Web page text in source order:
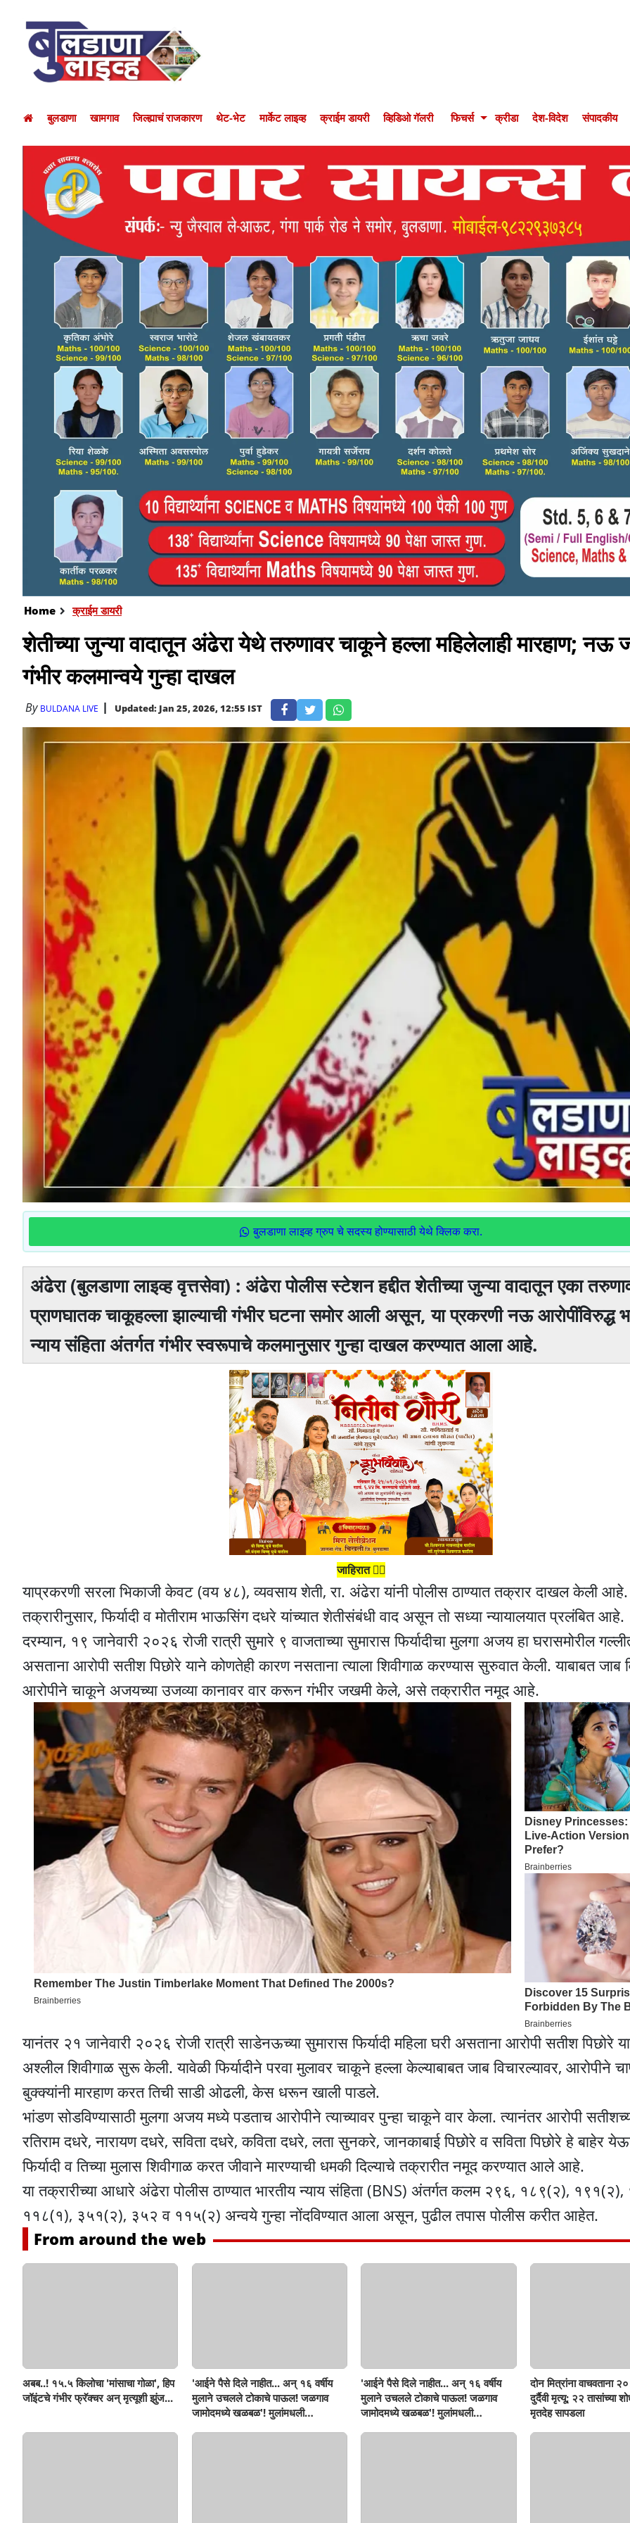
बुलडाणा खामगाव जिल्ह्याचं राजकारण थेट-भेट मार्केट लाइव्ह क्राईम डायरी व्हिडिओ गॅलरी फिचर्स क्रीडा देश-विदेश संपादकीय
Home क्राईम डायरी
शेतीच्या जुन्या वादातून अंढेरा येथे तरुणावर चाकूने हल्ला महिलेलाही मारहाण; नऊ
गंभीर कलमान्वये गुन्हा दाखल
By BULDANA LIVE Updated: Jan 25, 2026, 12:55 IST
बुलडाणा लाइव्ह ग्रुप चे सदस्य होण्यासाठी येथे क्लिक करा.
अंढेरा (बुलडाणा लाइव्ह वृत्तसेवा) : अंढेरा पोलीस स्टेशन हद्दीत शेतीच्या जुन्या वादातून एका
प्राणघातक चाकूहल्ला झाल्याची गंभीर घटना समोर आली असून, या प्रकरणी नऊ आरोपींविरुद्ध
न्याय संहिता अंतर्गत गंभीर स्वरूपाचे कलमानुसार गुन्हा दाखल करण्यात आला आहे.
जाहिरात 👆🏻
याप्रकरणी सरला भिकाजी केवट (वय ४८), व्यवसाय शेती, रा. अंढेरा यांनी पोलीस ठाण्यात तक्रार दाखल केली आहे.
तक्रारीनुसार, फिर्यादी व मोतीराम भाऊसिंग दधरे यांच्यात शेतीसंबंधी वाद असून तो सध्या न्यायालयात प्रलंबित आहे.
दरम्यान, १९ जानेवारी २०२६ रोजी रात्री सुमारे ९ वाजताच्या सुमारास फिर्यादीचा मुलगा अजय हा घरासमोरील
असताना आरोपी सतीश पिछोरे याने कोणतेही कारण नसताना त्याला शिवीगाळ करण्यास सुरुवात केली. याबाबत जाब
आरोपीने चाकूने अजयच्या उजव्या कानावर वार करून गंभीर जखमी केले, असे तक्रारीत नमूद आहे.
यानंतर २१ जानेवारी २०२६ रोजी रात्री साडेनऊच्या सुमारास फिर्यादी महिला घरी असताना आरोपी सतीश पिछोरे
अश्लील शिवीगाळ सुरू केली. यावेळी फिर्यादीने परवा मुलावर चाकूने हल्ला केल्याबाबत जाब विचारल्यावर, आरोपीने
बुक्क्यांनी मारहाण करत तिची साडी ओढली, केस धरून खाली पाडले.
भांडण सोडविण्यासाठी मुलगा अजय मध्ये पडताच आरोपीने त्याच्यावर पुन्हा चाकूने वार केला. त्यानंतर आरोपी
रतिराम दधरे, नारायण दधरे, सविता दधरे, कविता दधरे, लता सुनकरे, जानकाबाई पिछोरे व सविता पिछोरे हे बाहेर
फिर्यादी व तिच्या मुलास शिवीगाळ करत जीवाने मारण्याची धमकी दिल्याचे तक्रारीत नमूद करण्यात आले आहे.
या तक्रारीच्या आधारे अंढेरा पोलीस ठाण्यात भारतीय न्याय संहिता (BNS) अंतर्गत कलम २९६, १८९(२),
११८(१), ३५१(२), ३५२ व ११५(२) अन्वये गुन्हा नोंदविण्यात आला असून, पुढील तपास पोलीस करीत आहेत.
From around the web
अबब..! १५.५ किलोचा 'मांसाचा गोळा', हिप
जॉइंटचे गंभीर फ्रॅक्चर अन् मृत्यूशी झुंज...
'आईने पैसे दिले नाहीत... अन् १६ वर्षीय
मुलाने उचलले टोकाचे पाऊल! जळगाव
जामोदमध्ये खळबळ'! मुलांमधली
'आईने पैसे दिले नाहीत... अन् १६ वर्षीय
मुलाने उचलले टोकाचे पाऊल! जळगाव
जामोदमध्ये खळबळ'! मुलांमधली
दोन मित्रांना वाचवताना
दुर्दैवी मृत्यू; २२ तासांच्या
मृतदेह सापडला